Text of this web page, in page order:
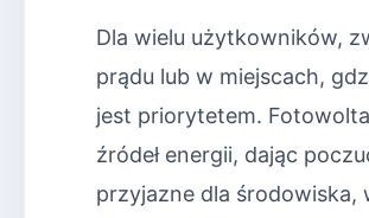
Dla wielu użytkowników,
prądu lub w miejscach,
jest priorytetem.
źródeł energii, dając
przyjazne dla środowiska,